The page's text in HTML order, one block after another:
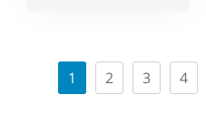
1 2 3 4